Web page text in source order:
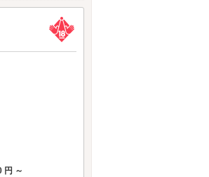
円 ～